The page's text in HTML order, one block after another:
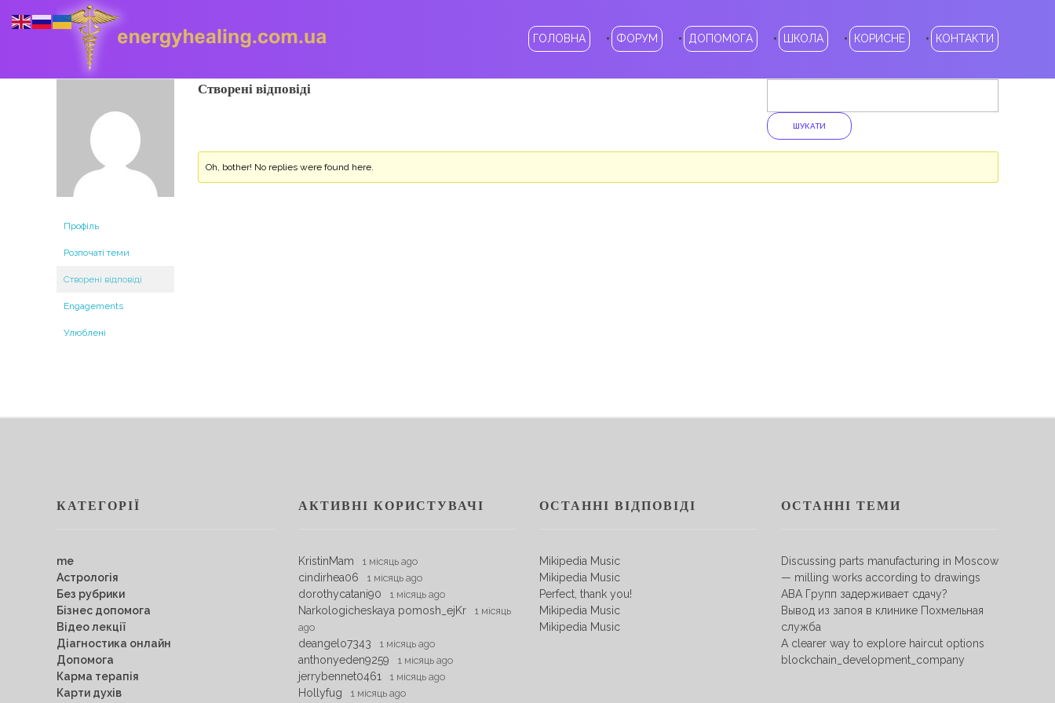
ГОЛОВНА ФОРУМ ДОПОМОГА ШКОЛА КОРИСНЕ КОНТАКТИ
Профіль
Розпочаті теми
Створені відповіді
Engagements
Улюблені
Створені відповіді
Oh, bother! No replies were found here.
КАТЕГОРІЇ
me
Астрологія
Без рубрики
Бізнес допомога
Відео лекції
Діагностика онлайн
Допомога
Карма терапія
Карти духів
АКТИВНІ КОРИСТУВАЧІ
KristinMam 1 місяць ago
cindirhea06 1 місяць ago
dorothycatani90 1 місяць ago
Narkologicheskaya pomosh_ejKr
1 місяць
ago
deangelo7343 1 місяць ago
anthonyeden9259 1 місяць ago
jerrybennet0461 1 місяць ago
Hollyfug 1 місяць ago
ОСТАННІ ВІДПОВІДІ
Mikipedia Music
Mikipedia Music
Perfect, thank you!
Mikipedia Music
Mikipedia Music
ОСТАННІ ТЕМИ
Discussing parts manufacturing in Moscow
— milling works according to drawings
АВА Групп задерживает сдачу?
Вывод из запоя в клинике Похмельная
служба
A clearer way to explore haircut options
blockchain_development_company